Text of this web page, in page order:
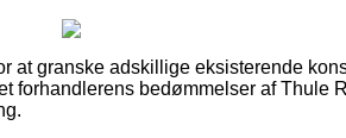
at granske adskillige eksisterende
forhandlerens bedømmelser af Thule